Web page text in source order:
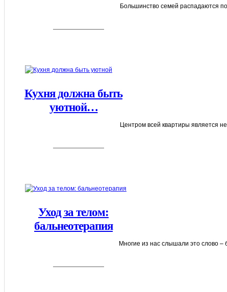
Большинство семей распадаются
Кухня должна быть
уютной…
Центром всей квартиры является
Уход за телом:
бальнеотерапия
Многие из нас слышали это слово –